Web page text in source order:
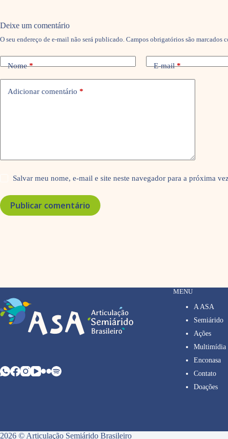
Deixe um comentário
O seu endereço de e-mail não será publicado. Campos obrigatórios são marcados
Nome* E-mail*
Adicionar comentário *
Salvar meu nome, e-mail e site neste navegador para a próxima
Publicar comentário
MENU
A ASA
Semiárido
Ações
Multimídia
Enconasa
Contato
Doações
2026 © Articulação Semiárido Brasileiro